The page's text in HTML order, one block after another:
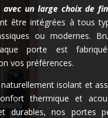
un large choix de
être intégrées à tous
ou modernes.
porte est
vos préférences.
isolant et
thermique et
durables, nos portes